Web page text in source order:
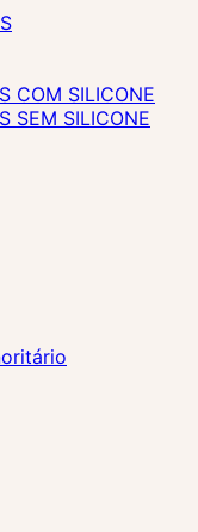
COM SILICONE
SEM SILICONE